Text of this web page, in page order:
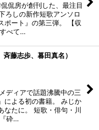
侃房が創刊した、最注目
ろしの新作短歌アンソロ
ポート』の第三弾。 【収
べて…
藤志歩、暮田真名）
ディアで話題沸騰中の三
による初の書籍。 みじか
なたに。 短歌・俳句・川
砕…